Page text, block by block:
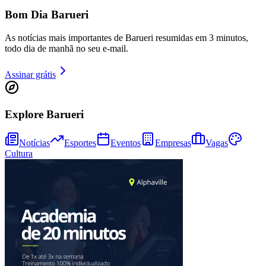
Goiás
Bom Dia Barueri
As notícias mais importantes de Barueri resumidas em 3 minutos,
todo dia de manhã no seu e-mail.
Assinar grátis
Explore Barueri
Notícias Esportes Eventos Empresas
Vagas
Cultura